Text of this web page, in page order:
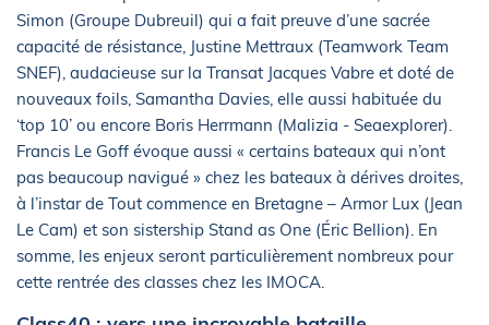
Simon (Groupe Dubreuil) qui a fait preuve d’une sacrée
capacité de résistance, Justine Mettraux (Teamwork Team
SNEF), audacieuse sur la Transat Jacques Vabre et doté de
nouveaux foils, Samantha Davies, elle aussi habituée du
‘top 10’ ou encore Boris Herrmann (Malizia - Seaexplorer).
Francis Le Goff évoque aussi « certains bateaux qui n’ont
pas beaucoup navigué » chez les bateaux à dérives droites,
à l’instar de Tout commence en Bretagne – Armor Lux (Jean
Le Cam) et son sistership Stand as One (Éric Bellion). En
somme, les enjeux seront particulièrement nombreux pour
cette rentrée des classes chez les IMOCA.